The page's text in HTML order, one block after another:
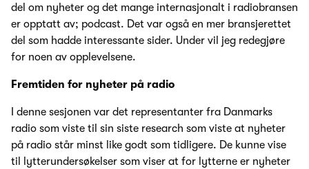
del om nyheter og det mange internasjonalt i radiobransen
er opptatt av; podcast. Det var også en mer bransjerettet
del som hadde interessante sider. Under vil jeg redegjøre
for noen av opplevelsene.
Fremtiden for nyheter på radio
I denne sesjonen var det representanter fra Danmarks
radio som viste til sin siste research som viste at nyheter
på radio står minst like godt som tidligere. De kunne vise
til lytterundersøkelser som viser at for lytterne er nyheter